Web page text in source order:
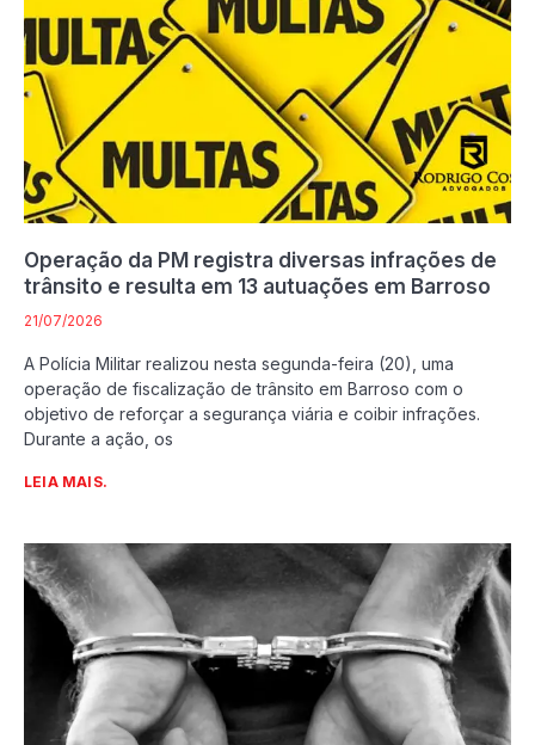
Operação da PM registra diversas infrações de
trânsito e resulta em 13 autuações em Barroso
21/07/2026
A Polícia Militar realizou nesta segunda-feira (20), uma
operação de fiscalização de trânsito em Barroso com o
objetivo de reforçar a segurança viária e coibir infrações.
Durante a ação, os
LEIA MAIS.